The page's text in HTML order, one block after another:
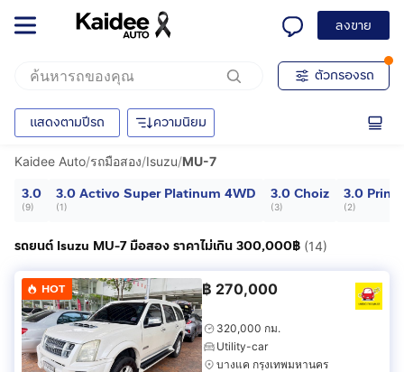
ลงขาย
ตัวกรองรถ
แสดงตามปีรถ ความนิยม
Kaidee Auto/รถมือสอง/Isuzu/MU-7
3.0
(9)
3.0 Activo Super Platinum 4WD
(1)
3.0 Choiz
(3)
3.0 Primo
(2)
รถยนต์ Isuzu MU-7 มือสอง ราคาไม่เกิน 300,000฿ (14)
HOT ฿ 270,000
320,000 กม.
Utility-car
บางแค กรุงเทพมหานคร